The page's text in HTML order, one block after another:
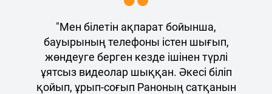
"Мен білетін ақпарат бойынша,
бауырының телефоны істен шығып,
жөндеуге берген кезде ішінен түрлі
ұятсыз видеолар шыққан. Әкесі біліп
қойып, ұрып-соғып Раноның сатқанын